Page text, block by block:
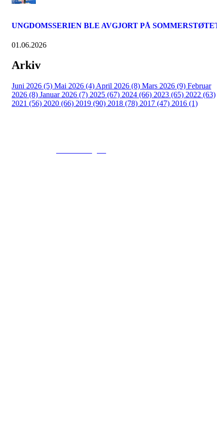
UNGDOMSSERIEN BLE AVGJORT PÅ
01.06.2026
Arkiv
Juni 2026 (5) Mai 2026 (4) April 2026 (8) Mars 2026 (9) Februar
2026 (8) Januar 2026 (7) 2025 (67) 2024 (66) 2023 (65) 2022 (63)
2021 (56) 2020 (66) 2019 (90) 2018 (78) 2017 (47) 2016 (1)